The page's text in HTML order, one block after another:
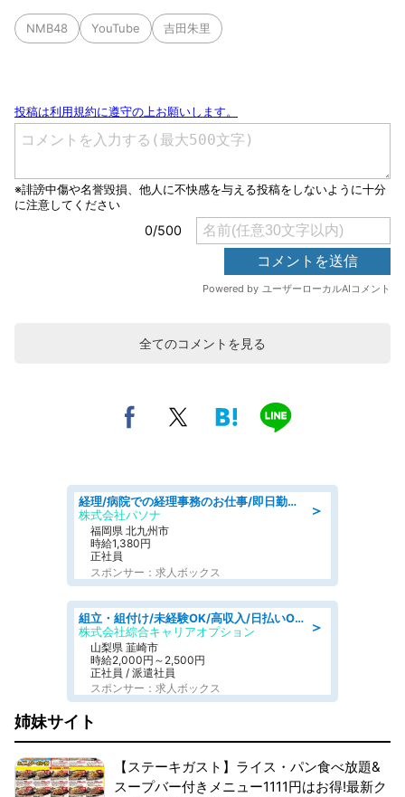
NMB48 YouTube 吉田朱里
全てのコメントを見る
＞
経理/病院での経理事務のお仕事/即日勤務可/車通勤可/経理/一般事務
株式会社パソナ
福岡県 北九州市
時給1,380円
正社員
スポンサー：求人ボックス
＞
組立・組付け/未経験OK/高収入/日払いOK/寮費無料/日勤
株式会社綜合キャリアオプション
山梨県 韮崎市
時給2,000円～2,500円
正社員 / 派遣社員
スポンサー：求人ボックス
姉妹サイト
【ステーキガスト】ライス・パン食べ放題&
スープバー付きメニュー1111円はお得!最新ク